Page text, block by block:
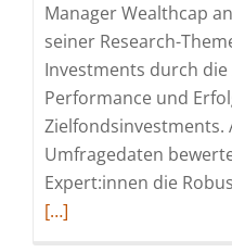
Manager Wealthcap
seiner Research-
Investments durch die
Performance und
Zielfondsinvestments.
Umfragedaten
Expert:innen die
[…]